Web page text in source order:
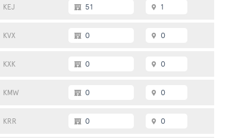
KEJ 51 1
KVX 0 0
KXK 0 0
KMW 0 0
KRR 0 0